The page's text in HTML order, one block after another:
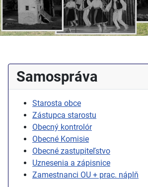
Samospráva
Starosta obce
Zástupca starostu
Obecný kontrolór
Obecné Komisie
Obecné zastupiteľstvo
Uznesenia a zápisnice
Zamestnanci OU + prac. náplň